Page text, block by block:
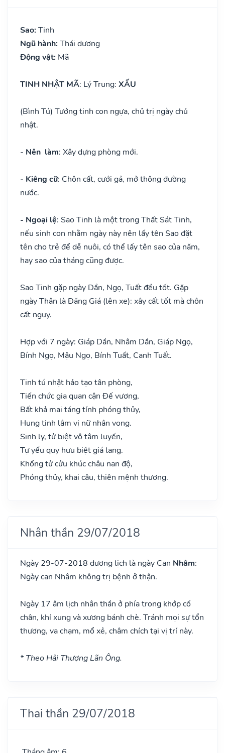
Sao: Tinh
Ngũ hành: Thái dương
Động vật: Mã
TINH NHẬT MÃ: Lý Trung: XẤU
(Bình Tú) Tướng tinh con ngựa, chủ trị ngày chủ
nhật.
- Nên làm: Xây dựng phòng mới.
- Kiêng cữ: Chôn cất, cưới gả, mở thông đường
nước.
- Ngoại lệ: Sao Tinh là một trong Thất Sát Tinh,
nếu sinh con nhằm ngày này nên lấy tên Sao đặt
tên cho trẻ để dễ nuôi, có thể lấy tên sao của năm,
hay sao của tháng cũng được.
Sao Tinh gặp ngày Dần, Ngọ, Tuất đều tốt. Gặp
ngày Thân là Đăng Giá (lên xe): xây cất tốt mà chôn
cất nguy.
Hợp với 7 ngày: Giáp Dần, Nhâm Dần, Giáp Ngọ,
Bính Ngọ, Mậu Ngọ, Bính Tuất, Canh Tuất.
Tinh tú nhật hảo tạo tân phòng,
Tiến chức gia quan cận Đế vương,
Bất khả mai táng tính phóng thủy,
Hung tinh lâm vị nữ nhân vong.
Sinh ly, tử biệt vô tâm luyến,
Tự yếu quy hưu biệt giá lang.
Khổng tử cửu khúc châu nan độ,
Phóng thủy, khai câu, thiên mệnh thương.
Nhân thần 29/07/2018
Ngày 29-07-2018 dương lịch là ngày Can Nhâm:
Ngày can Nhâm không trị bệnh ở thận.
Ngày 17 âm lịch nhân thần ở phía trong khớp cổ
chân, khí xung và xương bánh chè. Tránh mọi sự tổn
thương, va chạm, mổ xẻ, châm chích tại vị trí này.
* Theo Hải Thượng Lãn Ông.
Thai thần 29/07/2018